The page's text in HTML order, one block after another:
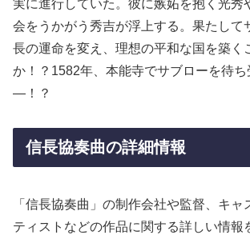
実に進行していた。彼に嫉妬を抱く光秀
会をうかがう秀吉が浮上する。果たして
長の運命を変え、理想の平和な国を築く
か！？1582年、本能寺でサブローを待
—！？
信長協奏曲の詳細情報
「信長協奏曲」の制作会社や監督、キャ
ティストなどの作品に関する詳しい情報